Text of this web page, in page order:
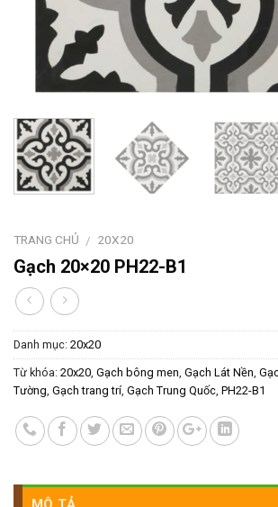
TRANG CHỦ / 20X20
Gạch 20×20 PH22-B1
Danh mục: 20x20
Từ khóa: 20x20, Gạch bông men, Gạch Lát Nền,
Tường, Gạch trang trí, Gạch Trung Quốc, PH22-B1